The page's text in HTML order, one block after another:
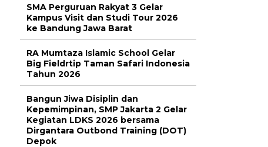
SMA Perguruan Rakyat 3 Gelar
Kampus Visit dan Studi Tour 2026
ke Bandung Jawa Barat
RA Mumtaza Islamic School Gelar
Big Fieldrtip Taman Safari Indonesia
Tahun 2026
Bangun Jiwa Disiplin dan
Kepemimpinan, SMP Jakarta 2 Gelar
Kegiatan LDKS 2026 bersama
Dirgantara Outbond Training (DOT)
Depok